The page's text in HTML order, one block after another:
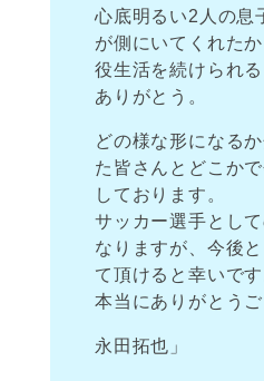
心底明るい2人の息
が側にいてくれた
役生活を続けられ
ありがとう。
どの様な形になる
た皆さんとどこか
しております。
サッカー選手とし
なりますが、今後
て頂けると幸いです
本当にありがとうご
永田拓也」